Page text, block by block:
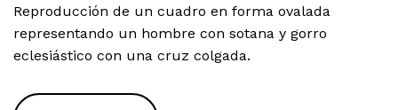
Reproducción de un cuadro en forma ovalada
representando un hombre con sotana y gorro
eclesiástico con una cruz colgada.